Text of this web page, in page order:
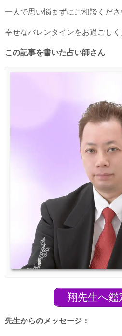
一人で思い悩まずにご相談くださ
幸せなバレンタインをお過ごしく
この記事を書いた占い師さん
翔先生へ鑑
先生からのメッセージ：